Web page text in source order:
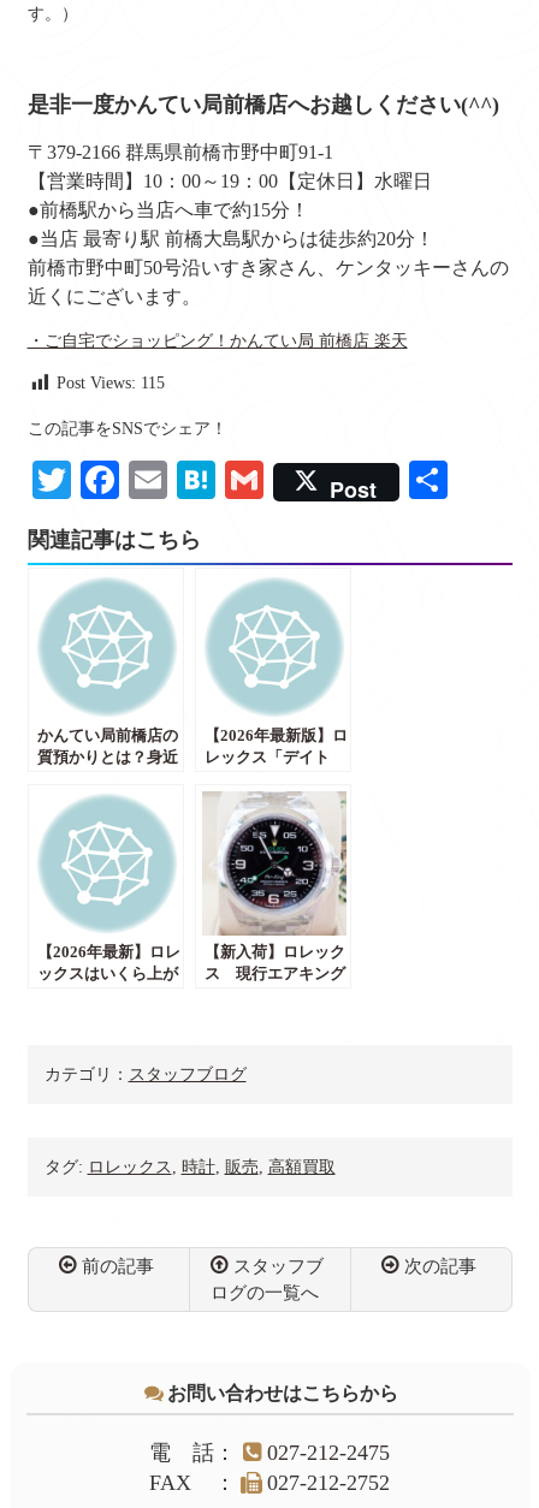
す。）
是非一度かんてい局前橋店へお越しください(^^)
〒379-2166 群馬県前橋市野中町91-1
【営業時間】10：00～19：00【定休日】水曜日
●前橋駅から当店へ車で約15分！
●当店 最寄り駅 前橋大島駅からは徒歩約20分！
前橋市野中町50号沿いすき家さん、ケンタッキーさんの
近くにございます。
・ご自宅でショッピング！かんてい局 前橋店 楽天
Post Views: 115
この記事をSNSでシェア！
TwitterFacebook
EmailHatenaGmail
Post
関連記事はこちら
かんてい局前橋店の
質預かりとは？身近
れる！
【2026年最新版】ロ
レックス「デイト
か徹底解説！
【2026年最新】ロレ
ックスはいくら上が
【新入荷】ロレック
ス 現行エアキング
カテゴリ： スタッフブログ
タグ: ロレックス 時計, 販売 高額買取
前の記事
スタッフブ
ログの一覧へ
次の記事
お問い合わせはこちらから
電話 ：
027-212-2475
FAX
： 027-212-2752